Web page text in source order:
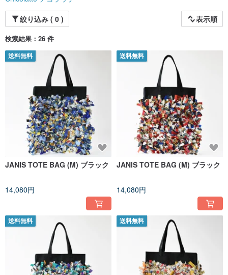
ヴィンテージ・デットストックの生地を使用する為、商品はこの世に１つだけ
のリメイクアイテムです。
ーHand made and produced in japan.
ハンドメイドで国内にて 心を込めて製作しています。
すべて国内にて生産しており、心体にハンディキャップをお持ちの方々と共に
商品をお作りしています。
生産にまつわる業務は彼・彼女たちの集中力とプロ意識が支えてくれていま
エシカルな観点から製造部分で福祉関係の方々と仕事をしたいというよりも
彼・彼女たちの腕の高さを知り、触って、感じて、彼らでなくては出来ないと
信じ、共にブランドを作ってきました。
現在、ガマ口の口金を取付可能なのは職員1名/利用者さん1名のみ。
細かい作業を作り出してくれる姿がカッコよくて惚れ惚れします。
他、アイロン掛け上手な彼女たちや1日に一人で何十個もミシンを踏むプロフェ
ッショナル。
仕上げの商品に下げ札を丁寧に取り付けてくれるプロフェッショナル。
皆が丁寧にChicolatteの商品に携わってくれる事を心から嬉しく又心強く思って
います。
ハンディキャップがあっても彼・彼女たちは立派な職人。
そしてその全ての職人たちをフォローしてくれる
時間を重ねて、お客様一人一人の毎日にそっと寄り添う
ポーチやバッグをこれからも丁寧に作っていきたいと思います。
素材も、人も、楽しく、心が弾む毎日を・・。
Instagram @chicolatte_lefreak
X(Twitter) @chicolatte_info
絞り込み ( 0 )
表示順
検索結果：26 件
送料無料
JANIS TOTE BAG (M) ブラック
14,080円
送料無料
JANIS TOTE BAG (M) ブラック
14,080円
送料無料 送料無料